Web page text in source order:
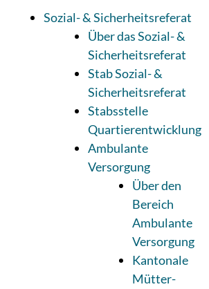
Sozial- & Sicherheitsreferat
Über das Sozial- &
Sicherheitsreferat
Stab Sozial- &
Sicherheitsreferat
Stabsstelle
Quartierentwicklung
Ambulante
Versorgung
Über den
Bereich
Ambulante
Versorgung
Kantonale
Mütter-